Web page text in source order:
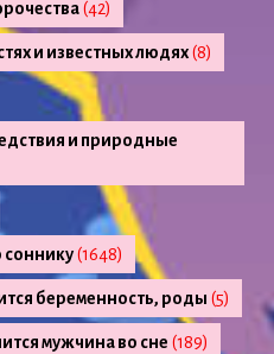
(42)
и известных людях(8)
и природные
соннику(1648)
беременность, роды (5)
мужчина во сне (189)